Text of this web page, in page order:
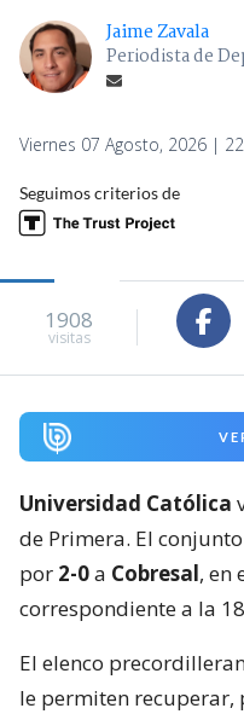
Jaime Zavala
Periodista de
Viernes 07 Agosto, 2026 |
Seguimos criterios de
1908
visitas
Universidad Católica
de Primera. El
por 2-0a Cobresal, en
correspondiente a la
El elenco
le permiten recuperar,